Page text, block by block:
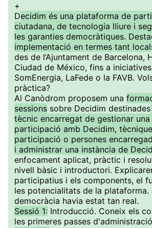
+
Decidim és una plataforma de
ciutadana, de tecnologia lliure i
les garanties democràtiques.
implementació en termes tant
des de l’Ajuntament de Barcelona,
Ciudad de México, fins a
SomEnergia, LaFede o la FAVB.
pràctica?
Al Canòdrom proposem una
sessions sobre Decidim destinades
tècnic encarregat de gestionar
participació amb Decidim,
participació o persones
i administrar una instància de
enfocament aplicat, pràctic i
nivell bàsic i introductori.
participatius i els components, el
les potencialitats de la plataforma.
democràcia havia estat tan real.
Sessió 1: Introducció. Coneix els
les primeres passes